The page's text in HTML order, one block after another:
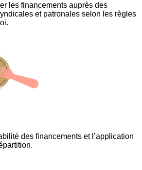
les financements auprès des
et patronales selon les règles
des financements et l’application